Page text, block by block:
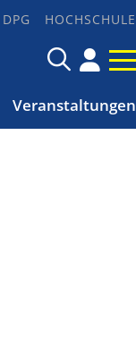
DPG HOCHSCHULE
Veranstaltungen